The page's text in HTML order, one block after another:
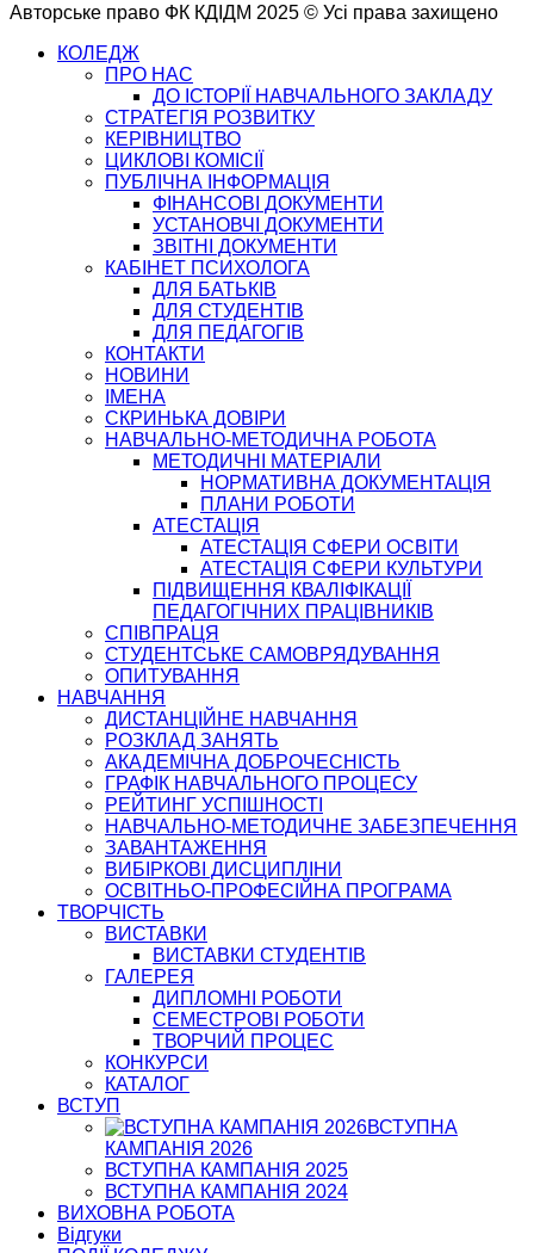
Авторське право ФК КДІДМ 2025 © Усі права захищено
КОЛЕДЖ
ПРО НАС
ДО ІСТОРІЇ НАВЧАЛЬНОГО ЗАКЛАДУ
СТРАТЕГІЯ РОЗВИТКУ
КЕРІВНИЦТВО
ЦИКЛОВІ КОМІСІЇ
ПУБЛІЧНА ІНФОРМАЦІЯ
ФІНАНСОВІ ДОКУМЕНТИ
УСТАНОВЧІ ДОКУМЕНТИ
ЗВІТНІ ДОКУМЕНТИ
КАБІНЕТ ПСИХОЛОГА
ДЛЯ БАТЬКІВ
ДЛЯ СТУДЕНТІВ
ДЛЯ ПЕДАГОГІВ
КОНТАКТИ
НОВИНИ
ІМЕНА
СКРИНЬКА ДОВІРИ
НАВЧАЛЬНО-МЕТОДИЧНА РОБОТА
МЕТОДИЧНІ МАТЕРІАЛИ
НОРМАТИВНА ДОКУМЕНТАЦІЯ
ПЛАНИ РОБОТИ
АТЕСТАЦІЯ
АТЕСТАЦІЯ СФЕРИ ОСВІТИ
АТЕСТАЦІЯ СФЕРИ КУЛЬТУРИ
ПІДВИЩЕННЯ КВАЛІФІКАЦІЇ
ПЕДАГОГІЧНИХ ПРАЦІВНИКІВ
СПІВПРАЦЯ
СТУДЕНТСЬКЕ САМОВРЯДУВАННЯ
ОПИТУВАННЯ
НАВЧАННЯ
ДИСТАНЦІЙНЕ НАВЧАННЯ
РОЗКЛАД ЗАНЯТЬ
АКАДЕМІЧНА ДОБРОЧЕСНІСТЬ
ГРАФІК НАВЧАЛЬНОГО ПРОЦЕСУ
РЕЙТИНГ УСПІШНОСТІ
НАВЧАЛЬНО-МЕТОДИЧНЕ ЗАБЕЗПЕЧЕННЯ
ЗАВАНТАЖЕННЯ
ВИБІРКОВІ ДИСЦИПЛІНИ
ОСВІТНЬО-ПРОФЕСІЙНА ПРОГРАМА
ТВОРЧІСТЬ
ВИСТАВКИ
ВИСТАВКИ СТУДЕНТІВ
ГАЛЕРЕЯ
ДИПЛОМНІ РОБОТИ
СЕМЕСТРОВІ РОБОТИ
ТВОРЧИЙ ПРОЦЕС
КОНКУРСИ
КАТАЛОГ
ВСТУП
ВСТУПНА
КАМПАНІЯ 2026
ВСТУПНА КАМПАНІЯ 2025
ВСТУПНА КАМПАНІЯ 2024
ВИХОВНА РОБОТА
Відгуки